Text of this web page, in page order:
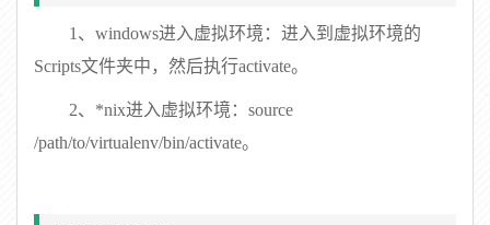
1、windows进入虚拟环境：进入到虚拟环境的
Scripts文件夹中，然后执行activate。
2、*nix进入虚拟环境：source
/path/to/virtualenv/bin/activate。